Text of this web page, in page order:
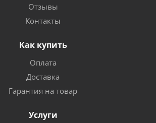
Отзывы
Контакты
Как купить
Оплата
Доставка
Гарантия на товар
Услуги